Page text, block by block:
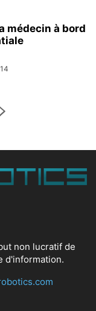
médecin à bord
non lucratif de
d'information.